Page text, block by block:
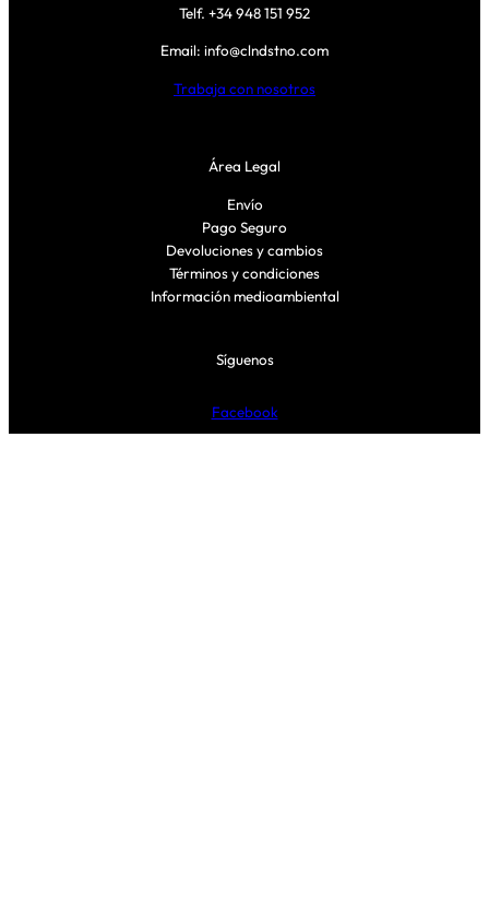
Telf. +34 948 151 952
Email: info@clndstno.com
Trabaja con nosotros
Área Legal
Envío
Pago Seguro
Devoluciones y cambios
Términos y condiciones
Información medioambiental
Síguenos
Facebook